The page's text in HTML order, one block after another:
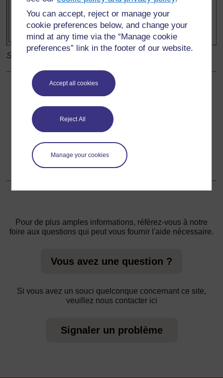
You can accept, reject or manage your
cookie preferences below, and change your
mind at any time via the “Manage cookie
preferences” link in the footer of our website.
Accept all cookies
Reject All
Manage your cookies
Source: Barbier, Ostrom, 1983
Précédent
Précédent
Ressource 1: Symboles du plan
Suivant
Ressource 3 : Questions sur la carte
Pour de plus amples informations, référez-vous à notre
foire aux questions qui peut vous fournir l'aide nécessaire.
Vous avez une question ?
Si vous avez un souci quelconque concernant ce site,
veuillez nous contacter ici
Signaler un problème